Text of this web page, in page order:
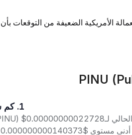
الأمريكية الضعيفة من التوقعات
1. كم سعر Pulse Inu اليوم؟